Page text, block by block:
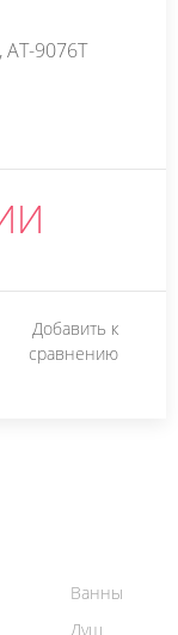
9076T
Добавить к
сравнению
Ванны
Душ